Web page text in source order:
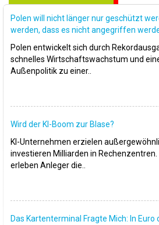
Polen will nicht länger nur geschützt
werden, dass es nicht angegriffen
Polen entwickelt sich durch
schnelles Wirtschaftswachstum und
Außenpolitik zu einer..
Wird der KI-Boom zur Blase?
KI-Unternehmen erzielen
investieren Milliarden in
erleben Anleger die..
Das Kartenterminal Fragte Mich: In Euro